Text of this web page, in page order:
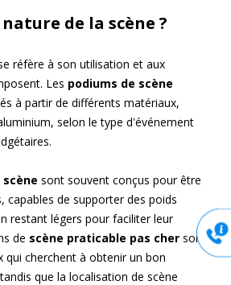
de la scène ?
réfère à son utilisation et aux
Les podiums de scène
à partir de différents matériaux,
selon le type d'événement
sont souvent conçus pour être
capables de supporter des poids
restant légers pour faciliter leur
de scène praticable pas cher sont
qui cherchent à obtenir un bon
que la localisation de scène